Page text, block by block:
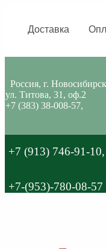
Доставка
Россия, г.
ул. Титова, 31, оф.2
+7 (383) 38-008-57,
+7 (913) 746-91-10,
+7-(953)-780-08-57